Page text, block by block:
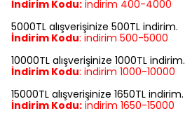
İndirim Kodu: indirim 400-4000
5000TL alışverişinize 500TL indirim.
İndirim Kodu: indirim 500-5000
10000TL alışverişinize 1000TL indirim.
İndirim Kodu: indirim 1000-10000
15000TL alışverişinize 1650TL indirim.
İndirim Kodu: indirim 1650-15000